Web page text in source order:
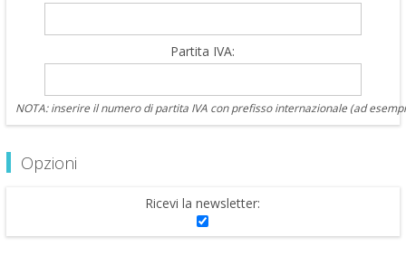
Partita IVA:
NOTA: inserire il numero di partita IVA con prefisso internazionale (ad
Opzioni
Ricevi la newsletter: